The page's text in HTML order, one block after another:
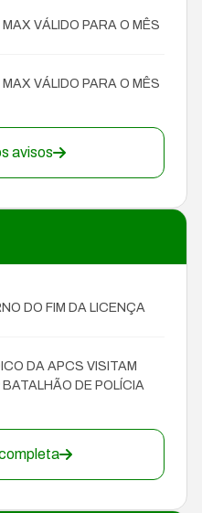
VÁLIDO PARA O MÊS
VÁLIDO PARA O MÊS
avisos
DO FIM DA LICENÇA
DA APCS VISITAM
DE POLÍCIA